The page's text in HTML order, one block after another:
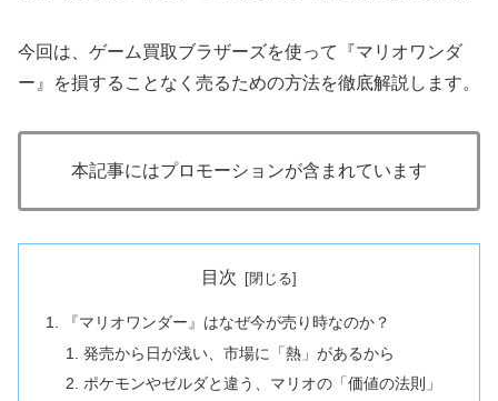
今回は、ゲーム買取ブラザーズを使って『マリオワンダ
ー』を損することなく売るための方法を徹底解説します。
本記事にはプロモーションが含まれています
目次
『マリオワンダー』はなぜ今が売り時なのか？
発売から日が浅い、市場に「熱」があるから
ポケモンやゼルダと違う、マリオの「価値の法則」